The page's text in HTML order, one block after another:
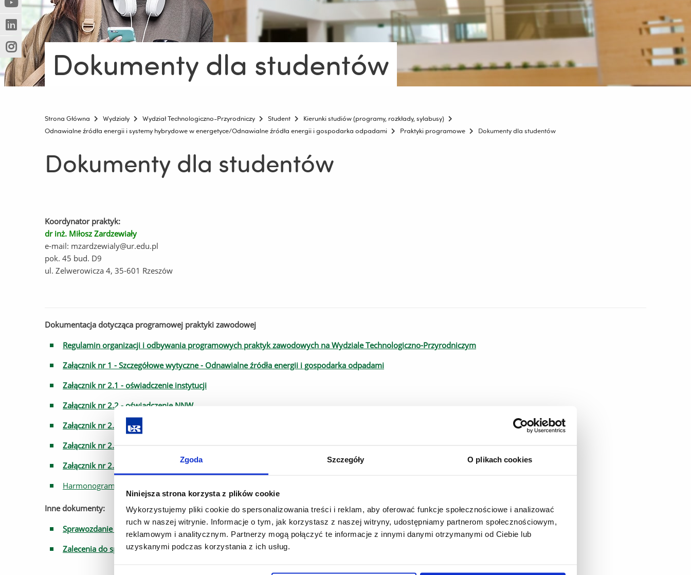
Zgoda Szczegóły O plikach cookies
Niniejsza strona korzysta z plików cookie
Wykorzystujemy pliki cookie do spersonalizowania treści i reklam, aby oferować funkcje społecznościowe i analizować
ruch w naszej witrynie. Informacje o tym, jak korzystasz z naszej witryny, udostępniamy partnerom społecznościowym,
reklamowym i analitycznym. Partnerzy mogą połączyć te informacje z innymi danymi otrzymanymi od Ciebie lub
uzyskanymi podczas korzystania z ich usług.
innej
strony)
(Nowe
okno)
(Link
do
innej
strony)
(Nowe
okno)
(Link
do
innej
strony)
(Nowe
okno)
(Link
do
innej
strony)
Dokumenty dla studentów
Strona Główna Wydziały Wydział Technologiczno-Przyrodniczy Student
Kierunki studiów (programy, rozkłady, sylabusy)
Odnawialne źródła energii i systemy hybrydowe w energetyce/Odnawialne źródła energii i gospodarka odpadami
Praktyki programowe Dokumenty dla studentów
Dokumenty dla studentów
Koordynator praktyk:
dr inż. Miłosz Zardzewiały
e-mail: mzardzewialy@ur.edu.pl
pok. 45 bud. D9
ul. Zelwerowicza 4, 35-601 Rzeszów
Dokumentacja dotycząca programowej praktyki zawodowej
Regulamin organizacji i odbywania programowych praktyk zawodowych na Wydziale Technologiczno-Przyrodniczym
Załącznik nr 1 - Szczegółowe wytyczne - Odnawialne źródła energii i gospodarka odpadami
Załącznik nr 2.1 - oświadczenie instytucji
Załącznik nr 2.2 - oświadczenie NNW
Załącznik nr 2.3 - dziennik praktyk
Załącznik nr 2.4 - formularz oceny
Załącznik nr 2.5 - wzór wniosku
Harmonogram realizacji praktyk zawodowych – rok akademicki 2025/2026
Inne dokumenty:
Sprawozdanie z programowej praktyki zawodowej
Zalecenia do sprawozdania